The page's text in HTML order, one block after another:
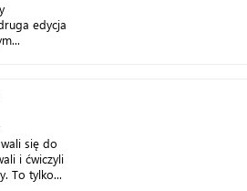
edycja
się do
i ćwiczyli
To tylko...